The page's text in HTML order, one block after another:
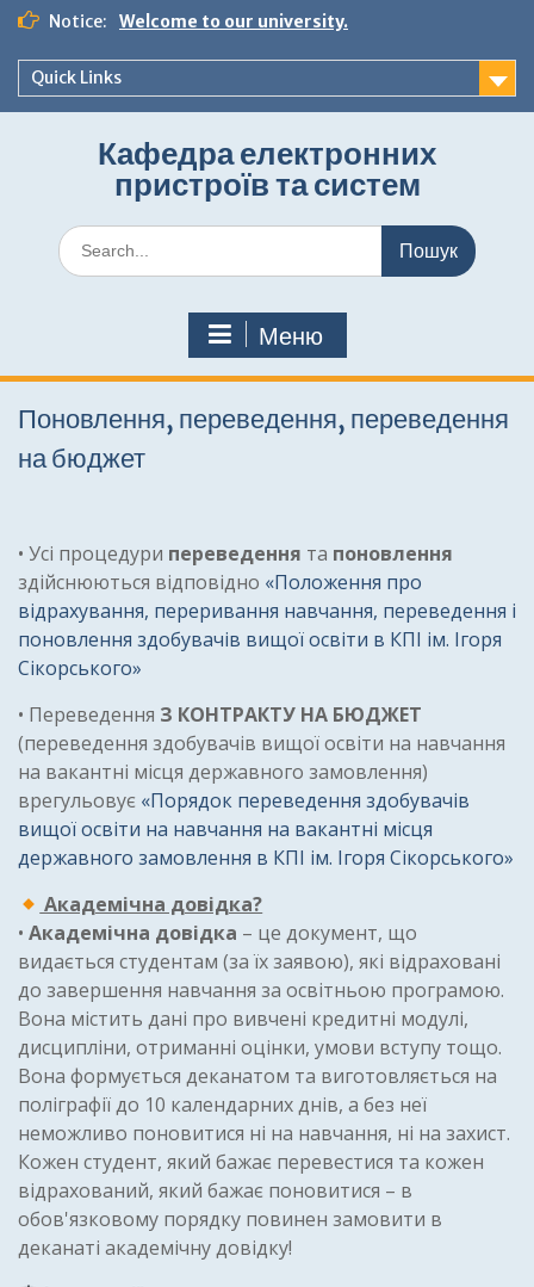
Перейти
вмісту
Notice: Welcome to our university.
Quick Links
Кафедра електронних
пристроїв та систем
Шукати:
Меню
Поновлення, переведення, переведення
на бюджет
• Усі процедури переведення та поновлення
здійснюються відповідно «Положення про
відрахування, переривання навчання, переведення і
поновлення здобувачів вищої освіти в КПІ ім. Ігоря
Сікорського»
• Переведення З КОНТРАКТУ НА БЮДЖЕТ
(переведення здобувачів вищої освіти на навчання
на вакантні місця державного замовлення)
врегульовує «Порядок переведення здобувачів
вищої освіти на навчання на вакантні місця
державного замовлення в КПІ ім. Ігоря Сікорського»
Академічна довідка?
• Академічна довідка – це документ, що
видається студентам (за їх заявою), які відраховані
до завершення навчання за освітньою програмою.
Вона містить дані про вивчені кредитні модулі,
дисципліни, отриманні оцінки, умови вступу тощо.
Вона формується деканатом та виготовляється на
поліграфії до 10 календарних днів, а без неї
неможливо поновитися ні на навчання, ні на захист.
Кожен студент, який бажає перевестися та кожен
відрахований, який бажає поновитися – в
обов'язковому порядку повинен замовити в
деканаті академічну довідку!